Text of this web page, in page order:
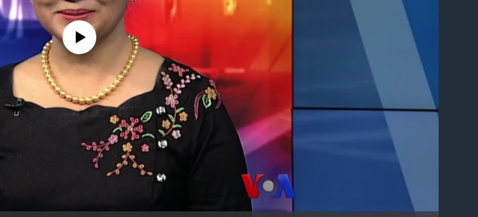
No media source currently available